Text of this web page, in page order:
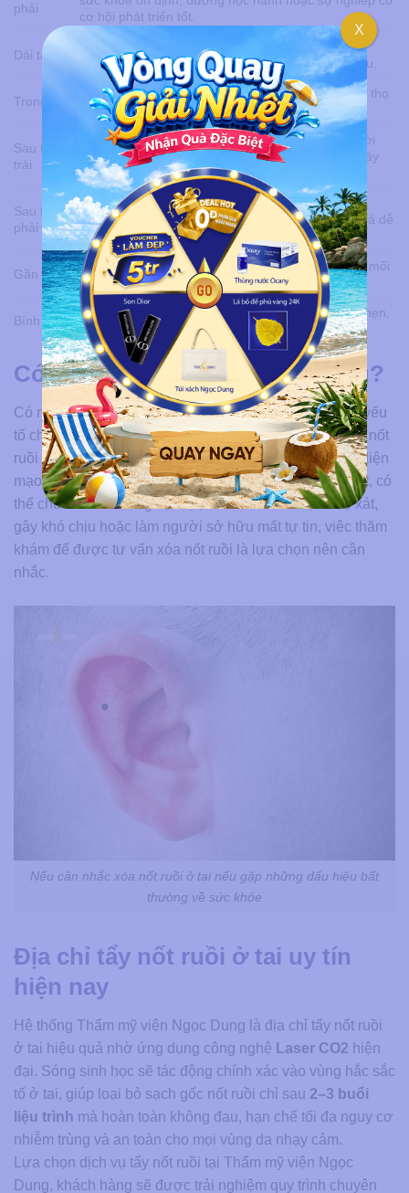
phải
cơ hội phát triển tốt.
Dái tai
Thường biểu thị sự thông minh, nhạy bén, có quý
nhân hỗ trợ, nhưng nên chú ý cách quản lý chi tiêu.
Trong tai
Được xem là vị trí tốt, liên quan đến phúc khí, tuổi thọ
và tinh thần cầu toàn trong công việc.
Sau tai
trái
Nốt ruồi ở tai trái đàn bà(ở sau tai) hường là người
điềm tĩnh, chín chắn, có tính tự lập và khả năng xây
dựng sự nghiệp riêng.
Sau tai
phải
Nốt ruồi ở tai phảinằm vị trí này gắn với tính cách
hiền hòa, thân thiện, cuộc sống gia đình ổn định và dễ
nhận được sự hỗ trợ từ người thân.
Gần tai
Thường biểu thị sự cởi mở, giao tiếp tốt, có nhiều mối
quan hệ xã hội và dễ được giúp đỡ.
Bình tai
Thường được liên hệ với sự thông minh, nhanh nhẹn,
yêu thích tự do và có sức hút trong tình cảm.
Có nên xóa nốt ruồi ở tai không?
Có nên xóa nốt ruồi ở tai hay không phụ thuộc vào ba yếu
tố chính: Thẩm mỹ, sức khỏe và nhu cầu cá nhân. Nếu nốt
ruồi nhỏ, lành tính, không gây đau, không ảnh hưởng diện
mạo và người sở hữu tin rằng vị trí đó mang ý nghĩa tốt, có
thể chưa cần xóa. Ngược lại, nếu nốt ruồi lớn, dễ cọ xát,
gây khó chịu hoặc làm người sở hữu mất tự tin, việc thăm
khám để được tư vấn xóa nốt ruồi là lựa chọn nên cân
nhắc.
Nếu cân nhắc xóa nốt ruồi ở tai nếu gặp những dấu hiệu bất
thường về sức khỏe
Địa chỉ tẩy nốt ruồi ở tai uy tín
hiện nay
Hệ thống Thẩm mỹ viện Ngọc Dung là địa chỉ tẩy nốt ruồi
ở tai hiệu quả nhờ ứng dụng công nghệ Laser CO2 hiện
đại. Sóng sinh học sẽ tác động chính xác vào vùng hắc sắc
tố ở tai, giúp loại bỏ sạch gốc nốt ruồi chỉ sau 2–3 buổi
liệu trình mà hoàn toàn không đau, hạn chế tối đa nguy cơ
nhiễm trùng và an toàn cho mọi vùng da nhạy cảm.
Lựa chọn dịch vụ tẩy nốt ruồi tại Thẩm mỹ viện Ngọc
Dung, khách hàng sẽ được trải nghiệm quy trình chuyên
X